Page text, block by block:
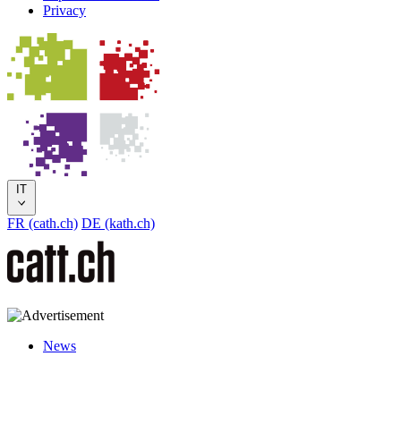
Privacy
IT
FR (cath.ch) DE (kath.ch)
News